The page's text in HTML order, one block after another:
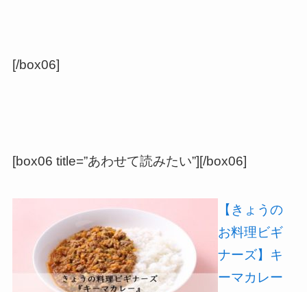
[/box06]
[box06 title=”あわせて読みたい”][/box06]
【きょうの
お料理ビギ
ナーズ】キ
ーマカレー